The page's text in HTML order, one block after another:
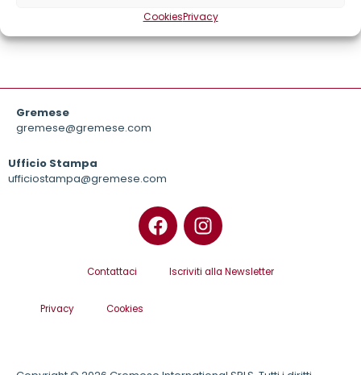
CookiesPrivacy
Gremese
gremese@gremese.com
Ufficio Stampa
ufficiostampa@gremese.com
Contattaci Iscriviti alla Newsletter
Privacy Cookies